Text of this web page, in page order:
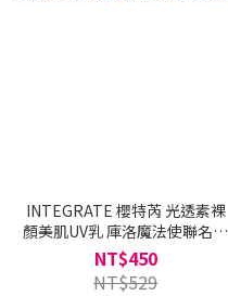
INTEGRATE 櫻特芮 光透素裸
顏美肌UV乳 庫洛魔法使聯名粉
撲組
NT$450
NT$529